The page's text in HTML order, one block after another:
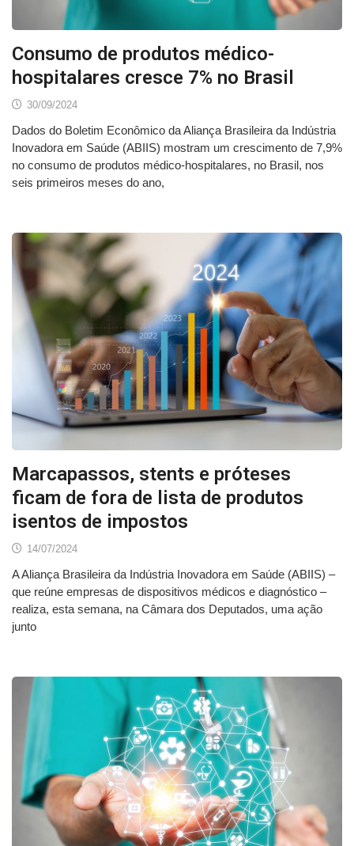
Consumo de produtos médico-
hospitalares cresce 7% no Brasil
30/09/2024
Dados do Boletim Econômico da Aliança Brasileira da Indústria
Inovadora em Saúde (ABIIS) mostram um crescimento de 7,9%
no consumo de produtos médico-hospitalares, no Brasil, nos
seis primeiros meses do ano,
Marcapassos, stents e próteses
ficam de fora de lista de produtos
isentos de impostos
14/07/2024
A Aliança Brasileira da Indústria Inovadora em Saúde (ABIIS) –
que reúne empresas de dispositivos médicos e diagnóstico –
realiza, esta semana, na Câmara dos Deputados, uma ação
junto